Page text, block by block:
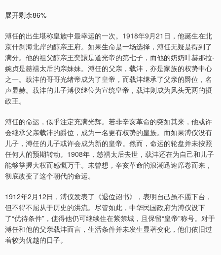
展开剩余86%
溥任的出生堪称皇族中最幸运的一次。1918年9月21日，他诞生在北
京什刹海北岸的醇亲王府。如果生命是一场选择，溥任无疑是得到了
满分。他的祖父醇亲王奕譞是道光帝的第七子，而他的奶奶叶赫那拉·
婉贞是慈禧太后的亲妹妹。溥任的父亲，载沣，亦是家族的权势中心
之一。载沣的哥哥光绪帝成为了皇帝，而载沣继承了父亲的爵位，名
声显赫。载沣的儿子溥仪继位为宣统皇帝，载沣则成为风头无两的摄
政王。
溥任的命运，似乎注定充满光辉。若非辛亥革命的突如其来，他或许
会继承父亲载沣的爵位，成为一名更有权势的皇族。而如果溥仪没有
儿子，溥任的儿子或许会成为新的皇帝。然而，命运的轮盘并未按照
任何人的预期转动。1908年，慈禧太后去世，载沣还在为自己和儿子
能够掌握大权而感慨万千。未曾想，辛亥革命的浪潮迅速席卷而来，
彻底改变了这个朝代的命运。
1912年2月12日，溥仪发表了《退位诏书》，表明自己虽不愿下台，
但不得不屈从于历史的洪流。尽管如此，中华民国政府为溥仪设下
了“优待条件”，使得他仍可继续住在紫禁城，且保留“皇帝”称号。对于
溥任和他的父亲载沣而言，生活条件并未发生显著变化，他们依旧过
着较为优越的日子。